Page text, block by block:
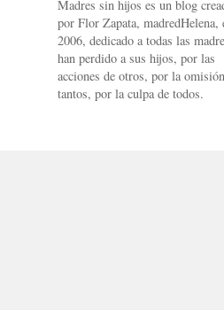
Madres sin hijos es un blog
por Flor Zapata, madredHelena,
2006, dedicado a todas las
han perdido a sus hijos, por las
acciones de otros, por la
tantos, por la culpa de todos.